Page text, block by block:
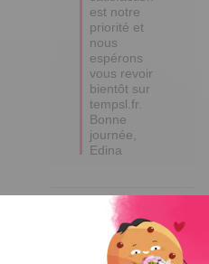
est notre
priorité et
nous
espérons
vous revoir
bientôt sur
tempsl.fr.
Bonne
journée,
Edina